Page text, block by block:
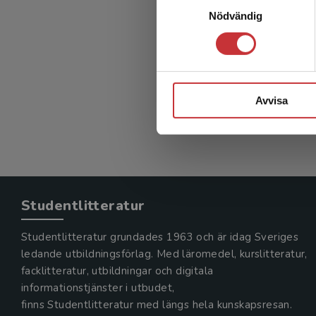
Nödvändig
Avvisa
Studentlitteratur
Studentlitteratur grundades 1963 och är idag Sveriges
ledande utbildningsförlag. Med läromedel, kurslitteratur,
facklitteratur, utbildningar och digitala
informationstjänster i utbudet,
finns Studentlitteratur med längs hela kunskapsresan.